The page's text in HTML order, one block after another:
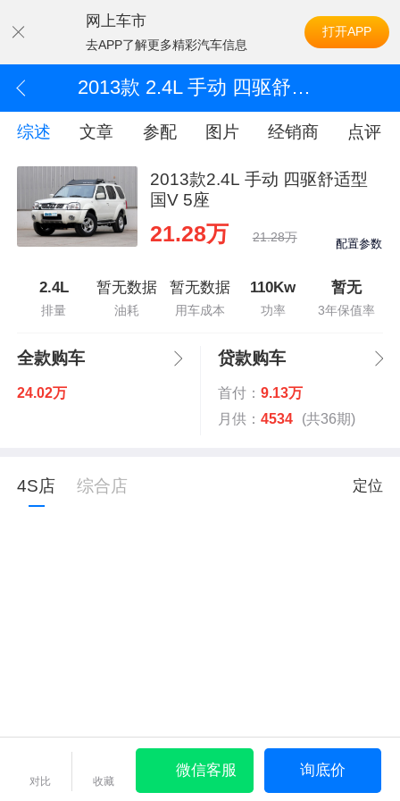
网上车市
去APP了解更多精彩汽车信息
打开APP
2013款 2.4L 手动 四驱舒适型国V 5座
综述 文章 参配 图片 经销商 点评
2013款2.4L 手动 四驱舒适型
国V 5座
21.28万 21.28万 配置参数
2.4L
排量
暂无数据
油耗
暂无数据
用车成本
110Kw
功率
暂无
3年保值率
全款购车
24.02万
贷款购车
首付： 9.13万
月供： 4534 (共36期)
4S店 综合店 定位
对比 收藏
微信客服 询底价